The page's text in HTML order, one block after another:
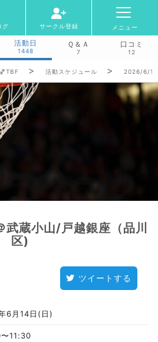
グ サークル登録 メニュー
活動日
1448
Ｑ＆Ａ
7
口コミ
12
活動スケジュール 2026/6/
蔵小山/戸越銀座（品川
区)
ツイートする
6月14日(日)
11:30